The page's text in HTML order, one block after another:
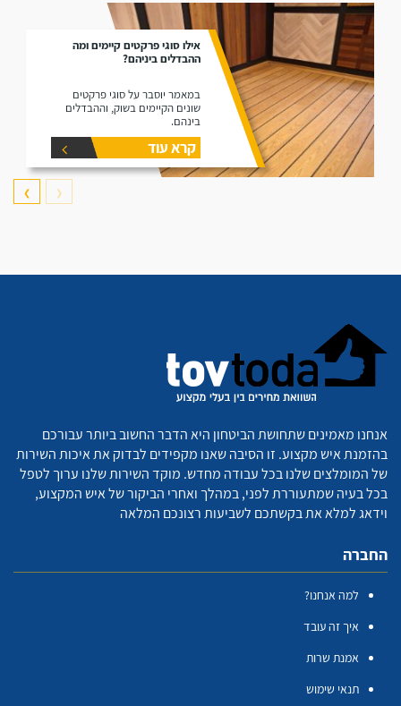
אילו סוגי פרקטים קיימים ומה
ההבדלים ביניהם?
במאמר יוסבר על סוגי פרקטים
שונים הקיימים בשוק, וההבדלים
בינהם.
קרא עוד
❮
❯
אנחנו מאמינים שתחושת הביטחון היא הדבר החשוב ביותר עבורכם
בהזמנת איש מקצוע. זו הסיבה שאנו מקפידים לבדוק את איכות השירות
של המומלצים שלנו בכל עבודה מחדש. מוקד השירות שלנו ערוך לטפל
בכל בעיה שמתעוררת לפני, במהלך ואחרי הביקור של איש המקצוע,
וידאג למלא את בקשתכם לשביעות רצונכם המלאה
החברה
למה אנחנו?
איך זה עובד
אמנת שרות
תנאי שימוש